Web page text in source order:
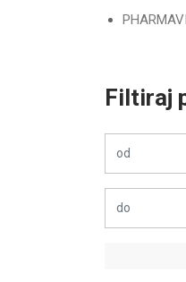
Filtiraj